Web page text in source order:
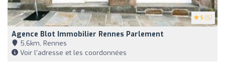
5 (5)
Agence Blot Immobilier Rennes Parlement
5,6km, Rennes
Voir l'adresse et les coordonnées